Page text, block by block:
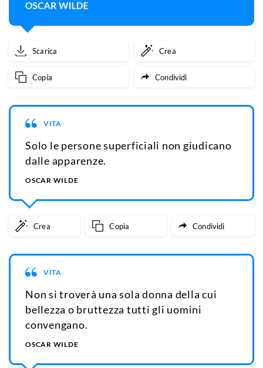
Scarica Crea
Copia Condividi
VITA
Solo le persone superficiali non giudicano
dalle apparenze.
OSCAR WILDE
Crea Copia Condividi
VITA
Non si troverà una sola donna della cui
bellezza o bruttezza tutti gli uomini
convengano.
OSCAR WILDE